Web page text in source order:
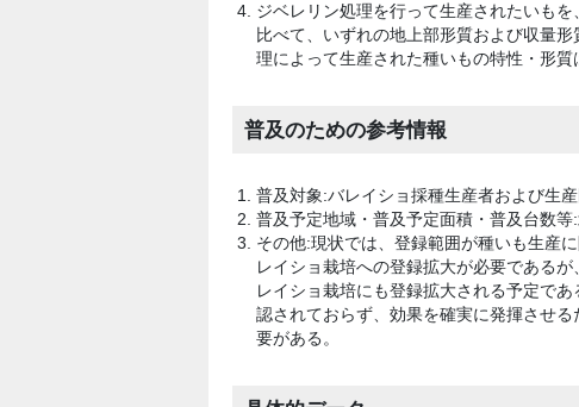
ジベレリン処理を行って生産されたいも
比べて、いずれの地上部形質および収量
理によって生産された種いもの特性・形
普及のための参考情報
普及対象:バレイショ採種生産者および生
普及予定地域・普及予定面積・普及台数
その他:現状では、登録範囲が種いも生産
レイショ栽培への登録拡大が必要である
レイショ栽培にも登録拡大される予定で
認されておらず、効果を確実に発揮させ
要がある。